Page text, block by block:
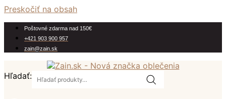
Preskočiť na obsah
Poštovné zdarma nad 150€
+421 903 900 957
zain@zain.sk
Hľadať: